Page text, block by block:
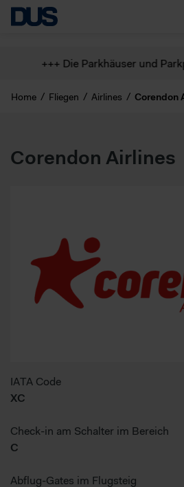
+++ Die Parkhäuser und
Home Fliegen Airlines Corendon
Corendon Airlines
IATA Code
XC
Check-in am Schalter im Bereich
C
Abflug-Gates im Flugsteig